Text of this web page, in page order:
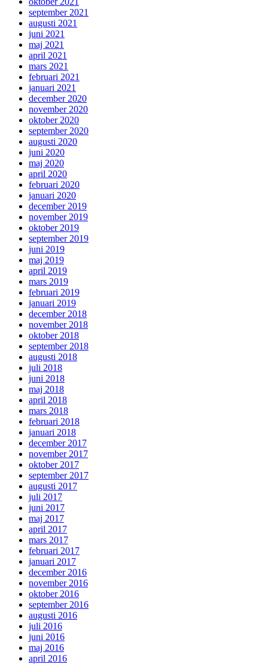
september 2021
augusti 2021
juni 2021
maj 2021
april 2021
mars 2021
februari 2021
januari 2021
december 2020
november 2020
oktober 2020
september 2020
augusti 2020
juni 2020
maj 2020
april 2020
februari 2020
januari 2020
december 2019
november 2019
oktober 2019
september 2019
juni 2019
maj 2019
april 2019
mars 2019
februari 2019
januari 2019
december 2018
november 2018
oktober 2018
september 2018
augusti 2018
juli 2018
juni 2018
maj 2018
april 2018
mars 2018
februari 2018
januari 2018
december 2017
november 2017
oktober 2017
september 2017
augusti 2017
juli 2017
juni 2017
maj 2017
april 2017
mars 2017
februari 2017
januari 2017
december 2016
november 2016
oktober 2016
september 2016
augusti 2016
juli 2016
juni 2016
maj 2016
april 2016